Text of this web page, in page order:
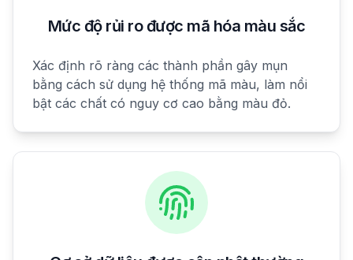
Mức độ rủi ro được mã hóa màu sắc
Xác định rõ ràng các thành phần gây mụn
bằng cách sử dụng hệ thống mã màu, làm nổi
bật các chất có nguy cơ cao bằng màu đỏ.